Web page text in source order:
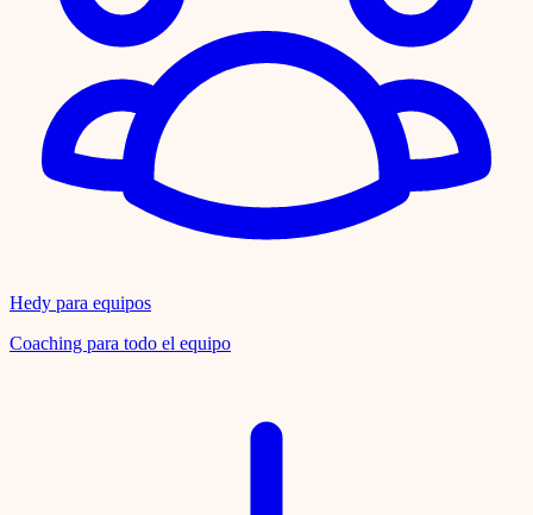
Hedy para equipos
Coaching para todo el equipo